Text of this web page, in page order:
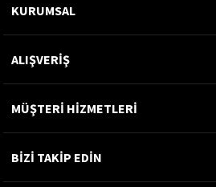
KURUMSAL
ALIŞVERİŞ
MÜŞTERİ HİZMETLERİ
BİZİ TAKİP EDİN